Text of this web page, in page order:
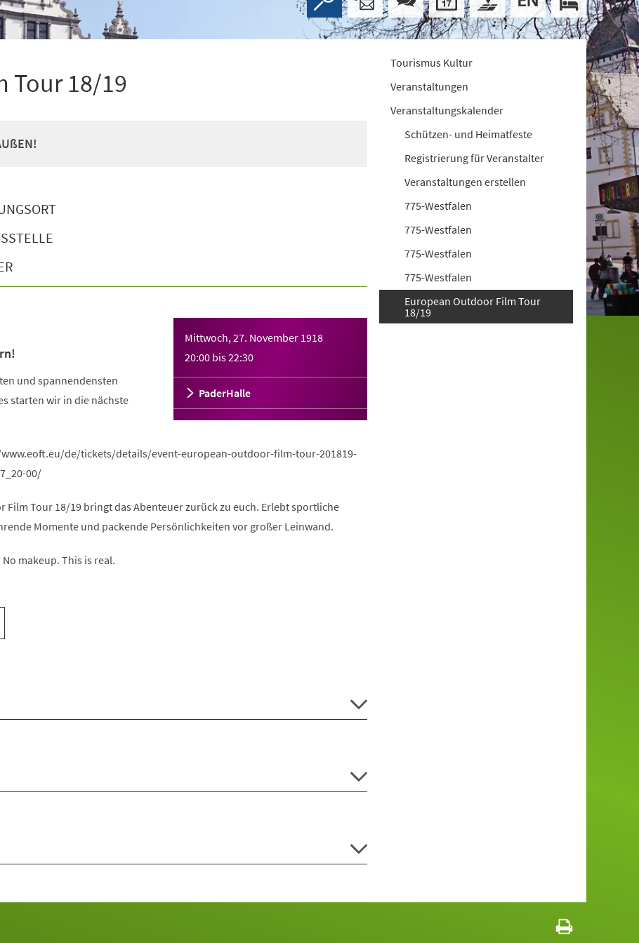
Tour 18/19
Mittwoch, 27. November 1918
20:00 bis22:30
PaderHalle
und spannendensten
starten wir in die nächste
de/tickets/details/event-european-outdoor-film-tour-201819-
00/
Film Tour 18/19 bringt das Abenteuer zurück zu euch. Erlebt sportliche
Momente und packende Persönlichkeiten vor großer Leinwand.
makeup. This is real.
Tourismus Kultur
Veranstaltungen
Veranstaltungskalender
Schützen- und Heimatfeste
Registrierung für Veranstalter
Veranstaltungen erstellen
775-Westfalen
775-Westfalen
775-Westfalen
775-Westfalen
European Outdoor Film Tour
18/19